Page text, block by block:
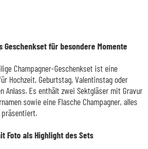
für besondere Momente
Champagner-Geschenkset ist eine
Hochzeit, Geburtstag, Valentinstag oder
Anlass. Es enthält zwei Sektgläser mit Gravur
sowie eine Flasche Champagner, alles
Foto als Highlight des Sets